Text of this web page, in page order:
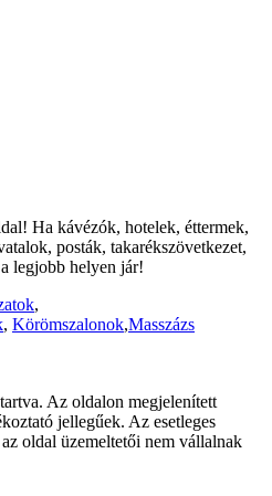
Ha kávézók, hotelek, éttermek,
posták, takarékszövetkezet,
legjobb helyen jár!
,
, Körömszalonok,Masszázs
Az oldalon megjelenített
jellegűek. Az esetleges
oldal üzemeltetői nem vállalnak